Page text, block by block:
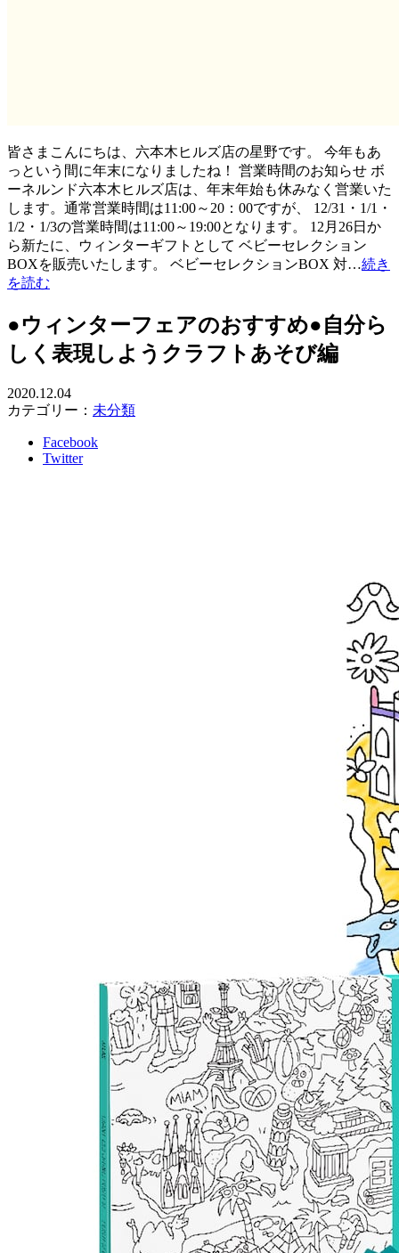
皆さまこんにちは、六本木ヒルズ店の星野です。 今年もあ
っという間に年末になりましたね！ 営業時間のお知らせ ボ
ーネルンド六本木ヒルズ店は、年末年始も休みなく営業いた
します。通常営業時間は11:00～20：00ですが、 12/31・1/1・
1/2・1/3の営業時間は11:00～19:00となります。 12月26日か
ら新たに、ウィンターギフトとして ベビーセレクション
BOXを販売いたします。 ベビーセレクションBOX 対…続き
を読む
●ウィンターフェアのおすすめ●自分ら
しく表現しようクラフトあそび編
2020.12.04
カテゴリー： 未分類
Facebook
Twitter